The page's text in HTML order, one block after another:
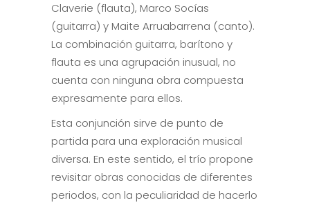
Claverie (flauta), Marco Socías
(guitarra) y Maite Arruabarrena (canto).
La combinación guitarra, barítono y
flauta es una agrupación inusual, no
cuenta con ninguna obra compuesta
expresamente para ellos.
Esta conjunción sirve de punto de
partida para una exploración musical
diversa. En este sentido, el trío propone
revisitar obras conocidas de diferentes
periodos, con la peculiaridad de hacerlo